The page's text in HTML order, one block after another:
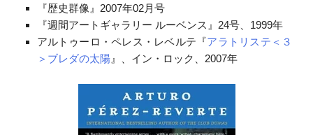
『歴史群像』2007年02月号
『週間アートギャラリー ルーベンス』24号、1999年
アルトゥーロ・ペレス・レベルテ『アラトリステ＜３
＞ブレダの太陽』、イン・ロック、2007年